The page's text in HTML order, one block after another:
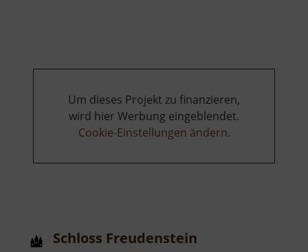
Um dieses Projekt zu finanzieren,
wird hier Werbung eingeblendet.
Cookie-Einstellungen ändern.
Schloss Freudenstein